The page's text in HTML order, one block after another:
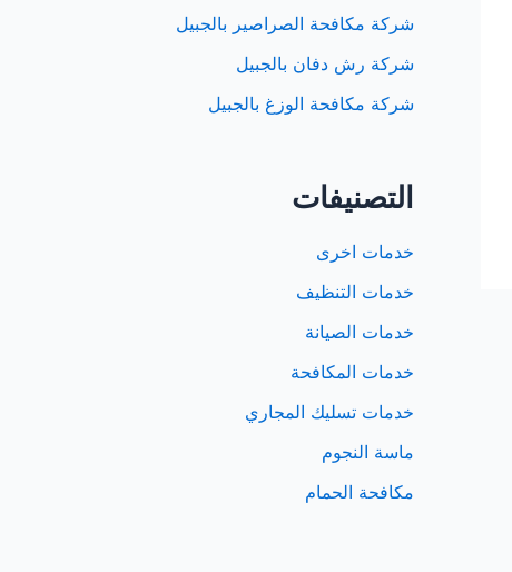
شركة مكافحة الصراصير بالجبيل
شركة رش دفان بالجبيل
شركة مكافحة الوزغ بالجبيل
التصنيفات
خدمات اخرى
خدمات التنظيف
خدمات الصيانة
خدمات المكافحة
خدمات تسليك المجاري
ماسة النجوم
مكافحة الحمام